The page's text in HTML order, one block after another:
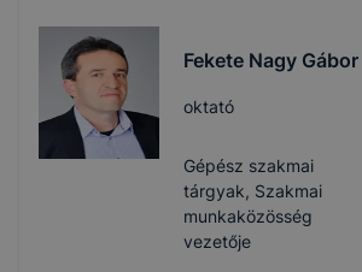
Fekete Nagy Gábor
oktató
Gépész szakmai
tárgyak, Szakmai
munkaközösség
vezetője